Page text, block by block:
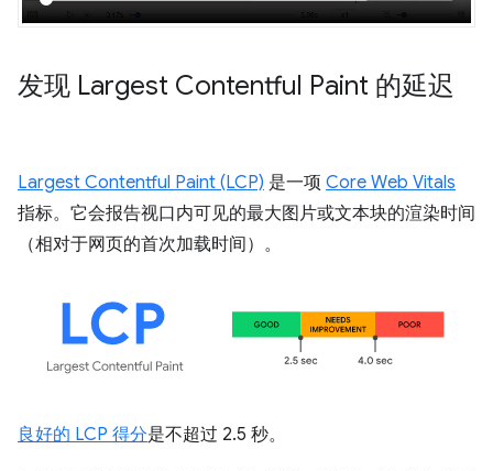
发现 Largest Contentful Paint 的延迟
Largest Contentful Paint (LCP) 是一项 Core Web Vitals
指标。它会报告视口内可见的最大图片或文本块的渲染时间
（相对于网页的首次加载时间）。
良好的 LCP 得分是不超过 2.5 秒。